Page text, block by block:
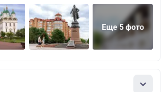
Еще 5 фото